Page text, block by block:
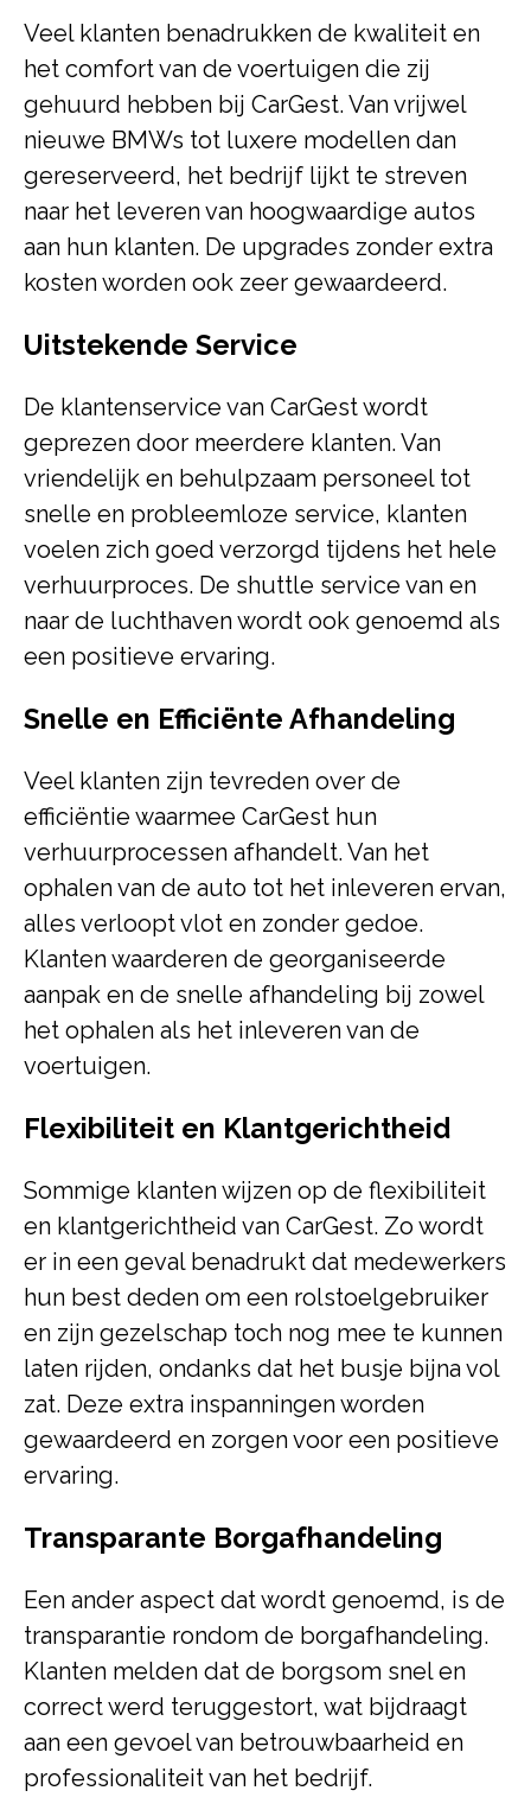
Veel klanten benadrukken de kwaliteit en
het comfort van de voertuigen die zij
gehuurd hebben bij CarGest. Van vrijwel
nieuwe BMWs tot luxere modellen dan
gereserveerd, het bedrijf lijkt te streven
naar het leveren van hoogwaardige autos
aan hun klanten. De upgrades zonder extra
kosten worden ook zeer gewaardeerd.
Uitstekende Service
De klantenservice van CarGest wordt
geprezen door meerdere klanten. Van
vriendelijk en behulpzaam personeel tot
snelle en probleemloze service, klanten
voelen zich goed verzorgd tijdens het hele
verhuurproces. De shuttle service van en
naar de luchthaven wordt ook genoemd als
een positieve ervaring.
Snelle en Efficiënte Afhandeling
Veel klanten zijn tevreden over de
efficiëntie waarmee CarGest hun
verhuurprocessen afhandelt. Van het
ophalen van de auto tot het inleveren ervan,
alles verloopt vlot en zonder gedoe.
Klanten waarderen de georganiseerde
aanpak en de snelle afhandeling bij zowel
het ophalen als het inleveren van de
voertuigen.
Flexibiliteit en Klantgerichtheid
Sommige klanten wijzen op de flexibiliteit
en klantgerichtheid van CarGest. Zo wordt
er in een geval benadrukt dat medewerkers
hun best deden om een rolstoelgebruiker
en zijn gezelschap toch nog mee te kunnen
laten rijden, ondanks dat het busje bijna vol
zat. Deze extra inspanningen worden
gewaardeerd en zorgen voor een positieve
ervaring.
Transparante Borgafhandeling
Een ander aspect dat wordt genoemd, is de
transparantie rondom de borgafhandeling.
Klanten melden dat de borgsom snel en
correct werd teruggestort, wat bijdraagt
aan een gevoel van betrouwbaarheid en
professionaliteit van het bedrijf.